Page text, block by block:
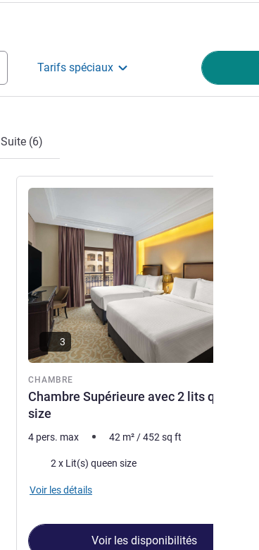
Tarifs spéciaux
Suite (6)
CHAMBRE
Chambre Supérieure avec 2 lits queen
size
Voir les détails
3
4 pers. max 42 m² /452 sq ft
Literie2 x Lit(s) queen size
Voir les détails
Voir les disponibilités